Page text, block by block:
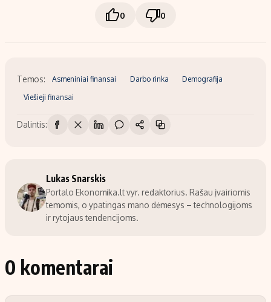
0 0
Temos: Asmeniniai finansai Darbo rinka Demografija
Viešieji finansai
Dalintis:
Lukas Snarskis
Portalo Ekonomika.lt vyr. redaktorius. Rašau įvairiomis
temomis, o ypatingas mano dėmesys – technologijoms
ir rytojaus tendencijoms.
0 komentarai